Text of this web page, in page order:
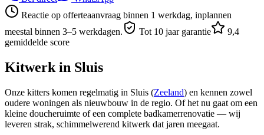
Reactie op offerteaanvraag binnen 1 werkdag, inplannen
meestal binnen 3–5 werkdagen.
Tot 10 jaar garantie
9,4
gemiddelde score
Kitwerk in Sluis
Onze kitters komen regelmatig in Sluis (Zeeland) en kennen zowel
oudere woningen als nieuwbouw in de regio. Of het nu gaat om een
kleine doucheruimte of een complete badkamerrenovatie — wij
leveren strak, schimmelwerend kitwerk dat jaren meegaat.